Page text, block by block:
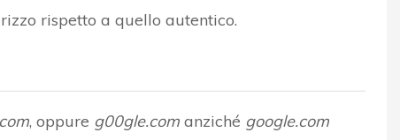
rispetto a quello autentico.
, oppure g00gle.comanziché google.com